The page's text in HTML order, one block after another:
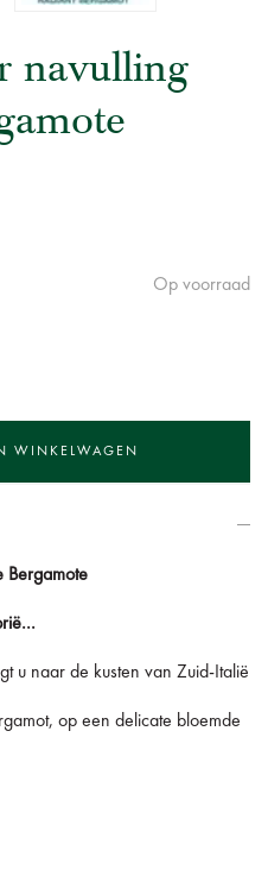
navulling
Op voorraad
Bergamote
u naar de kusten van Zuid-Italië
op een delicate bloemde